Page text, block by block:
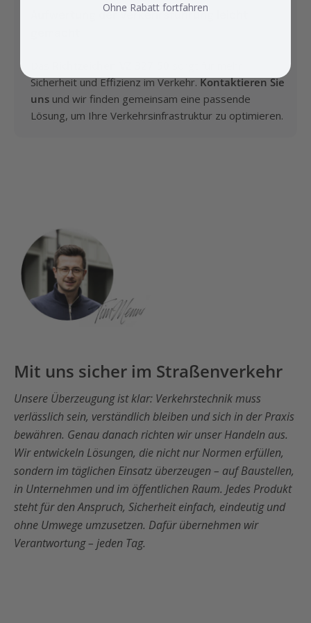
Sicherheit und Effizienz im Verkehr.Kontaktieren Sie
uns und wir finden gemeinsam eine passende
Lösung, um Ihre Verkehrsinfrastruktur zu optimieren.
Mit uns sicher im Straßenverkehr
Unsere Überzeugung ist klar: Verkehrstechnik muss
verlässlich sein, verständlich bleiben und sich in der Praxis
bewähren. Genau danach richten wir unser Handeln aus.
Wir entwickeln Lösungen, die nicht nur Normen erfüllen,
sondern im täglichen Einsatz überzeugen – auf Baustellen,
in Unternehmen und im öffentlichen Raum. Jedes Produkt
steht für den Anspruch, Sicherheit einfach, eindeutig und
ohne Umwege umzusetzen. Dafür übernehmen wir
Verantwortung – jeden Tag.
Ohne Rabatt fortfahren